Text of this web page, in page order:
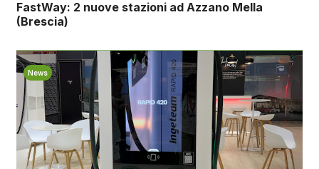
FastWay: 2 nuove stazioni ad Azzano Mella
(Brescia)
News